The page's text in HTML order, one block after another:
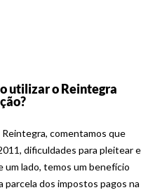
utilizar o Reintegra
comentamos que
dificuldades para pleitear e
um lado, temos um benefício
parcela dos impostos pagos na